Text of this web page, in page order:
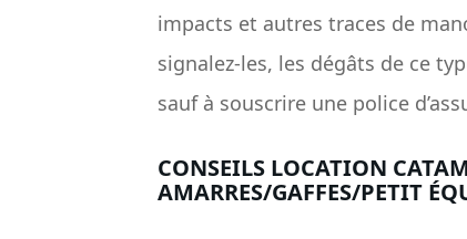
impacts et autres traces de
signalez-les, les dégâts de ce
sauf à souscrire une police
CONSEILS LOCATION
AMARRES/GAFFES/PETIT